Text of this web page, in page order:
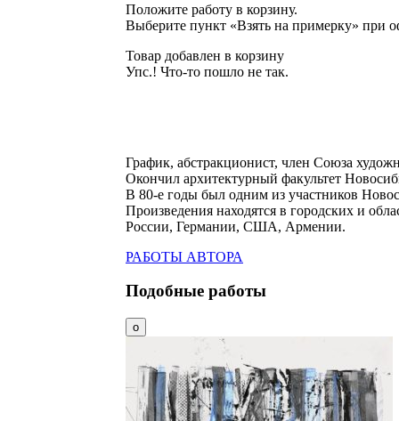
Положите работу в корзину.
Выберите пункт «Взять на примерку» при
Товар добавлен в корзину
Упс.! Что-то пошло не так.
График, абстракционист, член Союза
Окончил архитектурный факультет
В 80-е годы был одним из участников
Произведения находятся в городских и
России, Германии, США, Армении.
РАБОТЫ АВТОРА
Подобные работы